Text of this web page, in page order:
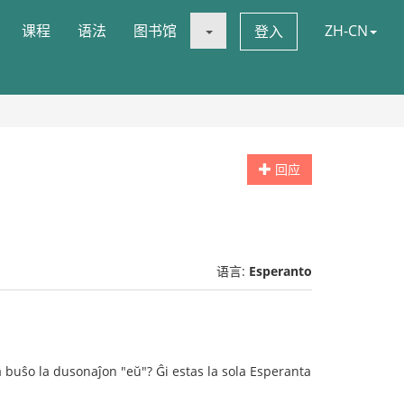
课程 语法 图书馆 登入 ZH-CN
回应
语言: Esperanto
la dusonaĵon "eŭ"? Ĝi estas la sola Esperanta